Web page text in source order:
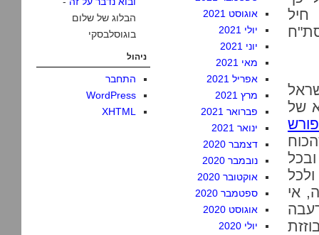
של
אי
אוגוסט 2021
יולי 2021
יוני 2021
מאי 2021
אפריל 2021
מרץ 2021
פברואר 2021
ינואר 2021
דצמבר 2020
נובמבר 2020
אוקטובר 2020
ספטמבר 2020
אוגוסט 2020
יולי 2020
הבלוג של שלום
בוגוסלבסקי
ניהול
התחבר
WordPress
XHTML